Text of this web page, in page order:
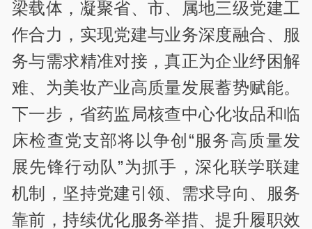
梁载体，凝聚省、市、属地三级党建工
作合力，实现党建与业务深度融合、服
务与需求精准对接，真正为企业纾困解
难、为美妆产业高质量发展蓄势赋能。
下一步，省药监局核查中心化妆品和临
床检查党支部将以争创“服务高质量发
展先锋行动队”为抓手，深化联学联建
机制，坚持党建引领、需求导向、服务
靠前，持续优化服务举措、提升履职效